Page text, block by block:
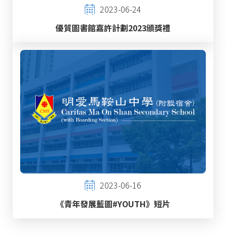
2023-06-24
優質圖書館嘉許計劃2023頒獎禮
2023-06-16
《青年發展藍圖#YOUTH》短片